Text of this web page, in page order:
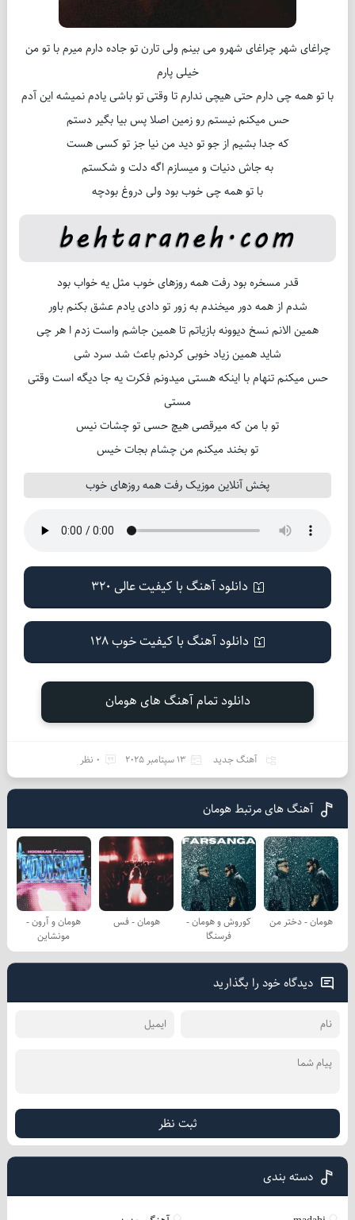
چراغای شهر چراغای شهرو می بینم ولی تارن تو جاده دارم میرم با تو من
خیلی پارم
با تو همه چی دارم حتی هیچی ندارم تا وقتی تو باشی یادم نمیشه این آدم
حس میکنم نیستم رو زمین اصلا پس بیا بگیر دستم
که جدا بشیم از جو تو دید من نیا جز تو کسی هست
به جاش دنیات و میسازم اگه دلت و شکستم
با تو همه چی خوب بود ولی دروغ بودچه
قدر مسخره بود رفت همه روزهای خوب مثل یه خواب بود
شدم از همه دور میخندم به زور تو دادی یادم عشق بکنم باور
همین الانم نسخ دیوونه بازیاتم تا همین جاشم واست زدم ا هر چی
شاید همین زیاد خوبی کردنم باعث شد سرد شی
حس میکنم تنهام با اینکه هستی میدونم فکرت یه جا دیگه است وقتی
مستی
تو با من که میرقصی هیچ حسی تو چشات نیس
تو بخند میکنم من چشام بجات خیس
پخش آنلاین موزیک رفت همه روزهای خوب
دانلود آهنگ با کیفیت عالی 320
دانلود آهنگ با کیفیت خوب 128
دانلود تمام آهنگ های هومان
آهنگ جدید 13 سپتامبر 2025 0 نظر
آهنگ های مرتبط هومان
هومان - دختر من
کوروش و هومان -
فرسنگا
هومان - فس
هومان و آرون -
مونشاین
دیدگاه خود را بگذارید
ثبت نظر
دسته بندی